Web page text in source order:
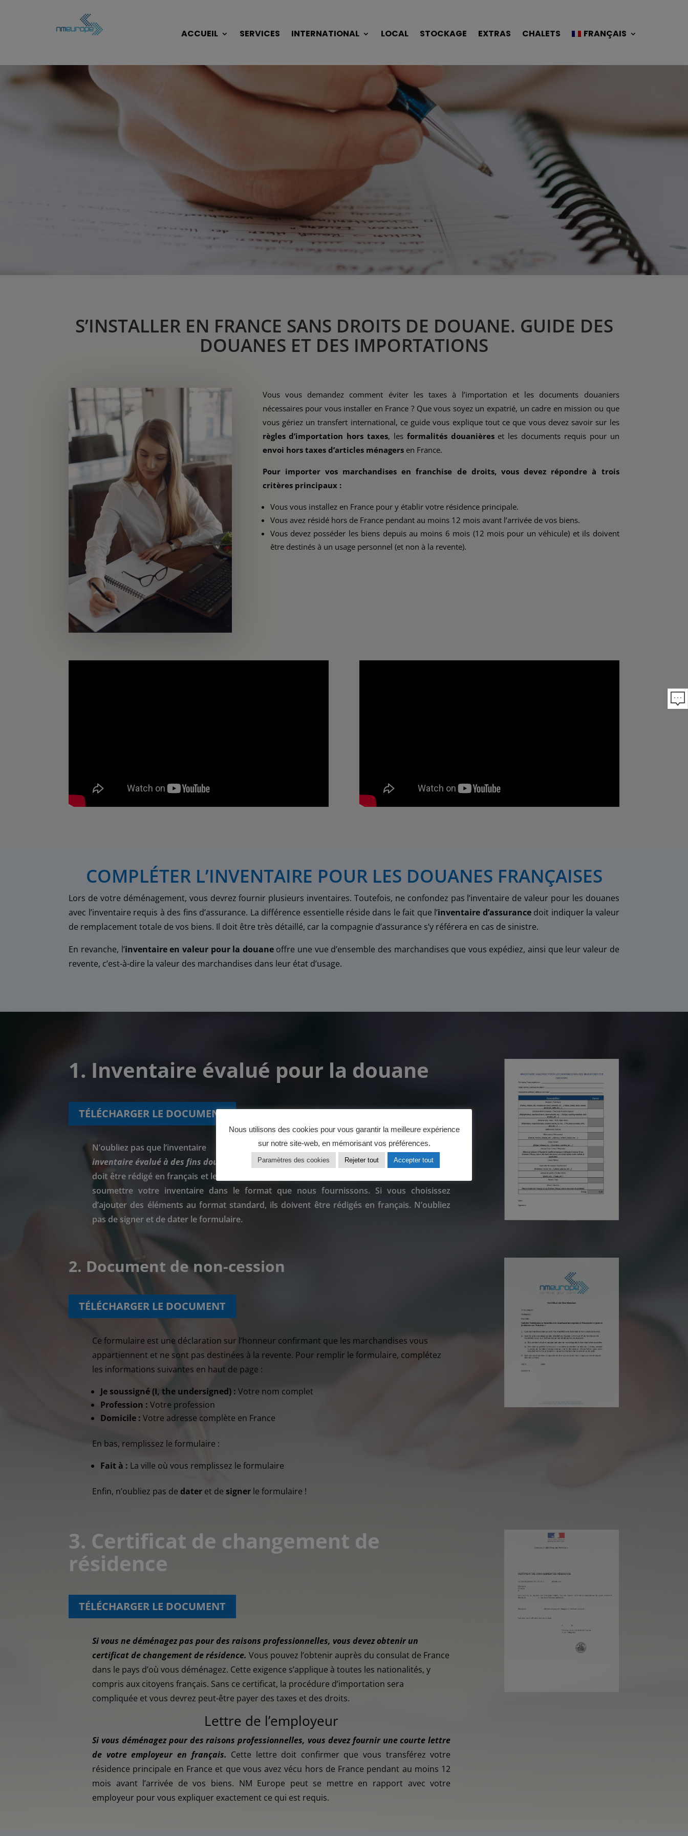
ACCUEIL SERVICES INTERNATIONAL LOCAL STOCKAGE EXTRAS CHALETS FRANÇAIS
S’INSTALLER EN FRANCE SANS DROITS DE DOUANE. GUIDE DES
DOUANES ET DES IMPORTATIONS
Vous vous demandez comment éviter les taxes à l’importation et les documents douaniers
nécessaires pour vous installer en France ? Que vous soyez un expatrié, un cadre en mission ou que
vous gériez un transfert international, ce guide vous explique tout ce que vous devez savoir sur les
règles d’importation hors taxes, les formalités douanièreset les documents requis pour un
envoi hors taxes d’articles ménagersen France.
Pour importer vos marchandises en franchise de droits, vous devez répondre à trois
critères principaux :
Vous vous installez en France pour y établir votre résidence principale.
Vous avez résidé hors de France pendant au moins 12 mois avant l’arrivée de vos biens.
Vous devez posséder les biens depuis au moins 6 mois (12 mois pour un véhicule) et ils doivent
être destinés à un usage personnel (et non à la revente).
COMPLÉTER L’INVENTAIRE POUR LES DOUANES FRANÇAISES
Lors de votre déménagement, vous devrez fournir plusieurs inventaires. Toutefois, ne confondez pas l’inventaire de valeur pour les douanes
avec l’inventaire requis à des fins d’assurance. La différence essentielle réside dans le fait que l’inventaire d’assurancedoit indiquer la valeur
de remplacement totale de vos biens. Il doit être très détaillé, car la compagnie d’assurance s’y référera en cas de sinistre.
En revanche, l’inventaire en valeur pour la douaneoffre une vue d’ensemble des marchandises que vous expédiez, ainsi que leur valeur de
revente, c’est-à-dire la valeur des marchandises dans leur état d’usage.
1. Inventaire évalué pour la douane
TÉLÉCHARGER LE DOCUMENT
N’oubliez pas que l’inventaire
inventaire évalué à des fins douanières
doit être rédigé en français et les valeurs en euros. Nous vous recommandons vivement de
soumettre votre inventaire dans le format que nous fournissons. Si vous choisissez
d’ajouter des éléments au format standard, ils doivent être rédigés en français. N’oubliez
pas de signer et de dater le formulaire.
2. Document de non-cession
TÉLÉCHARGER LE DOCUMENT
Ce formulaire est une déclaration sur l’honneur confirmant que les marchandises vous
appartiennent et ne sont pas destinées à la revente. Pour remplir le formulaire, complétez
les informations suivantes en haut de page :
Je soussigné (I, the undersigned) : Votre nom complet
Profession : Votre profession
Domicile : Votre adresse complète en France
En bas, remplissez le formulaire :
Fait à : La ville où vous remplissez le formulaire
Enfin, n’oubliez pas dedater et designer le formulaire !
3. Certificat de changement de
résidence
TÉLÉCHARGER LE DOCUMENT
Si vous ne déménagez pas pour des raisons professionnelles, vous devez obtenir un
certificat de changement de résidence.Vous pouvez l’obtenir auprès du consulat de France
dans le pays d’où vous déménagez. Cette exigence s’applique à toutes les nationalités, y
compris aux citoyens français. Sans ce certificat, la procédure d’importation sera
compliquée et vous devrez peut-être payer des taxes et des droits.
Lettre de l’employeur
Si vous déménagez pour des raisons professionnelles, vous devez fournir une courte lettre
de votre employeur en français. Cette lettre doit confirmer que vous transférez votre
résidence principale en France et que vous avez vécu hors de France pendant au moins 12
mois avant l’arrivée de vos biens. NM Europe peut se mettre en rapport avec votre
employeur pour vous expliquer exactement ce qui est requis.
Nous utilisons des cookies pour vous garantir la meilleure expérience
sur notre site-web, en mémorisant vos préférences.
Paramètres des cookies Rejeter tout Accepter tout